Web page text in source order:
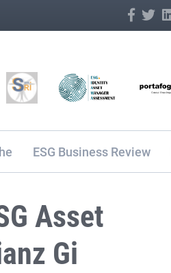
ESG Business Review
Asset
Gi